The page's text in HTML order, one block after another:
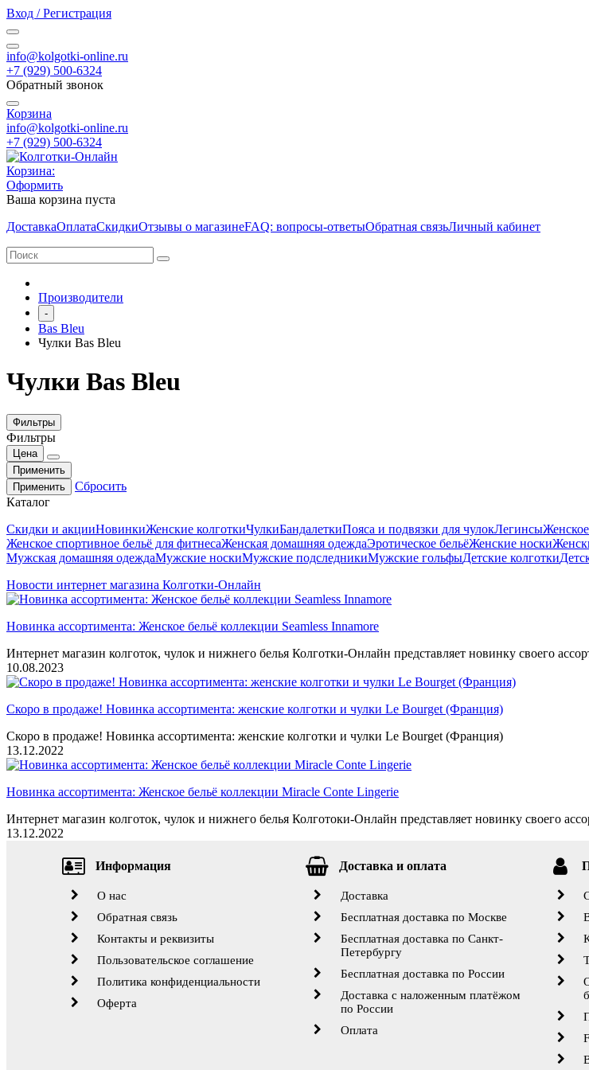
Вход / Регистрация
info@kolgotki-online.ru
+7 (929) 500-6324
Обратный звонок
Корзина
info@kolgotki-online.ru
+7 (929) 500-6324
Корзина:
Оформить
Ваша корзина пуста
ДоставкаОплатаСкидкиОтзывы о магазинеFAQ: вопросы-ответыОбратная связьЛичный кабинет
Производители
-
Bas Bleu
Чулки Bas Bleu
Чулки Bas Bleu
Фильтры
Фильтры
Цена
Применить
Применить
Сбросить
Каталог
Скидки и акцииНовинкиЖенские колготкиЧулкиБандалеткиПояса и подвязки для чулокЛегинсы
Женское спортивное бельё для фитнесаЖенская домашняя одеждаЭротическое бельёЖенские носки
Мужская домашняя одеждаМужские носкиМужские подследникиМужские гольфыДетские колготки
Новости интернет магазина Колготки-Онлайн
Новинка ассортимента: Женское бельё коллекции Seamless Innamore
Интернет магазин колготок, чулок и нижнего белья Колготки-Онлайн представляет новинку своего
10.08.2023
Скоро в продаже! Новинка ассортимента: женские колготки и чулки Le Bourget (Франция)
Скоро в продаже! Новинка ассортимента: женские колготки и чулки Le Bourget (Франция)
13.12.2022
Новинка ассортимента: Женское бельё коллекции Miracle Conte Lingerie
Интернет магазин колготок, чулок и нижнего белья Колготоки-Онлайн представляет новинку своего
13.12.2022
Информация
О нас
Обратная связь
Контакты и реквизиты
Пользовательское соглашение
Политика конфиденциальности
Оферта
Доставка и оплата
Доставка
Бесплатная доставка по Москве
Бесплатная доставка по Санкт-
Петербургу
Бесплатная доставка по России
Доставка с наложенным платёжом
по России
Оплата